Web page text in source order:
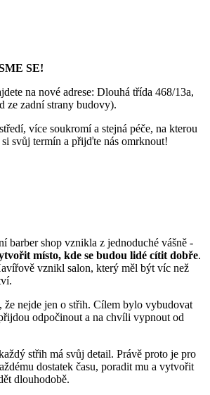
SE!
na nové adrese: Dlouhá třída 468/13a,
ze zadní strany budovy).
více soukromí a stejná péče, na kterou
svůj termín a přijďte nás omrknout!
barber shop vznikla z jednoduché vášně -
místo, kde se budou lidé cítit dobře.
vznikl salon, který měl být víc než
že nejde jen o střih. Cílem bylo vybudovat
odpočinout a na chvíli vypnout od
střih má svůj detail. Právě proto je pro
dostatek času, poradit mu a vytvořit
dlouhodobě.